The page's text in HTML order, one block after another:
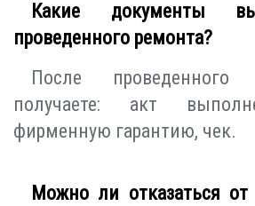
Какие документы
проведенного ремонта?
После
получаете: акт
фирменную гарантию, чек.
Можно ли отказаться